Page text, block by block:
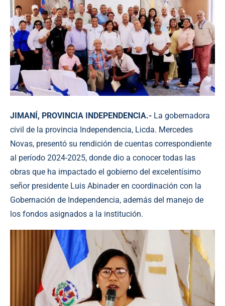
JIMANÍ, PROVINCIA INDEPENDENCIA.- La gobernadora
civil de la provincia Independencia, Licda. Mercedes
Novas, presentó su rendición de cuentas correspondiente
al período 2024-2025, donde dio a conocer todas las
obras que ha impactado el gobierno del excelentísimo
señor presidente Luis Abinader en coordinación con la
Gobernación de Independencia, además del manejo de
los fondos asignados a la institución.